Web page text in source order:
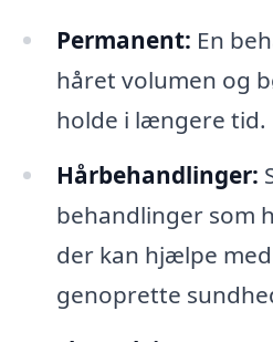
Permanent: En
håret volumen og
holde i længere tid.
Hårbehandlinger:
behandlinger som
der kan hjælpe
genoprette